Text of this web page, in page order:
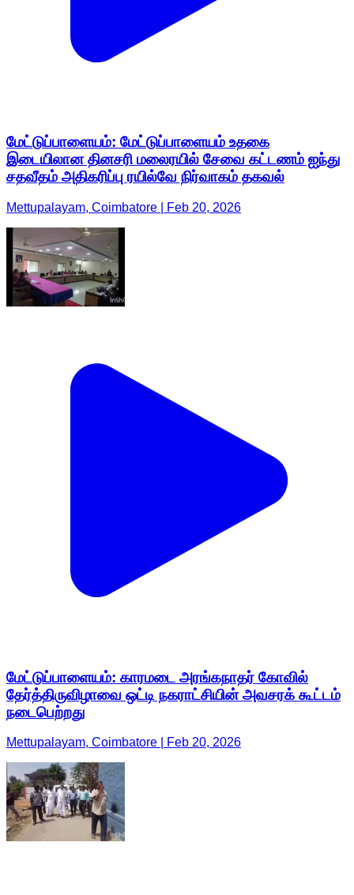
மேட்டுப்பாளையம்: மேட்டுப்பாளையம் உதகை
இடையிலான தினசரி மலைரயில் சேவை கட்டணம் ஐந்து
சதவீதம் அதிகரிப்பு ரயில்வே நிர்வாகம் தகவல்
Mettupalayam, Coimbatore | Feb 20, 2026
மேட்டுப்பாளையம்: காரமடை அரங்கநாதர் கோவில்
தேர்த்திருவிழாவை ஒட்டி நகராட்சியின் அவசரக் கூட்டம்
நடைபெற்றது
Mettupalayam, Coimbatore | Feb 20, 2026